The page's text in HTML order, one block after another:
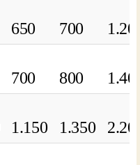
650 700
700 800
1.150 1.350